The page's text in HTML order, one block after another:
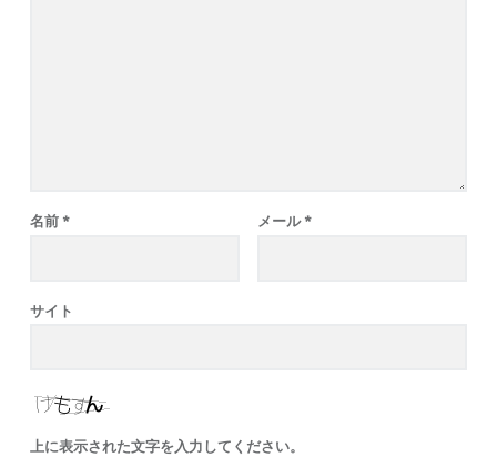
名前 * メール *
サイト
上に表示された文字を入力してください。